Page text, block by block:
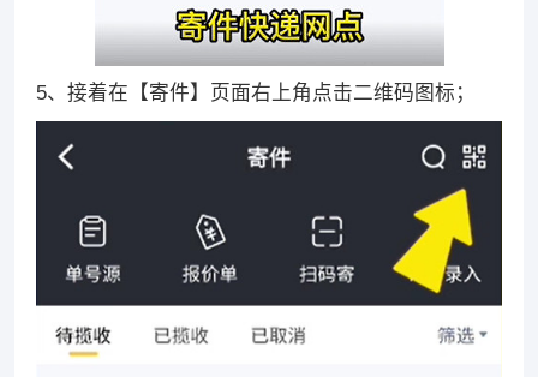
5、接着在【寄件】页面右上角点击二维码图标；